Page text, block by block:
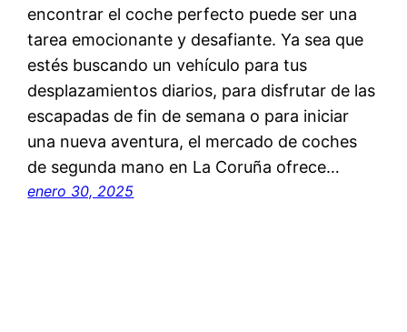
encontrar el coche perfecto puede ser una
tarea emocionante y desafiante. Ya sea que
estés buscando un vehículo para tus
desplazamientos diarios, para disfrutar de las
escapadas de fin de semana o para iniciar
una nueva aventura, el mercado de coches
de segunda mano en La Coruña ofrece…
enero 30, 2025